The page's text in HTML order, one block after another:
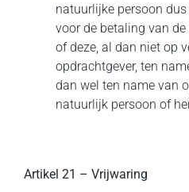
natuurlijke persoon
voor de betaling van
of deze, al dan niet op
opdrachtgever, ten
dan wel ten name van
natuurlijk persoon of
Artikel 21 – Vrijwaring